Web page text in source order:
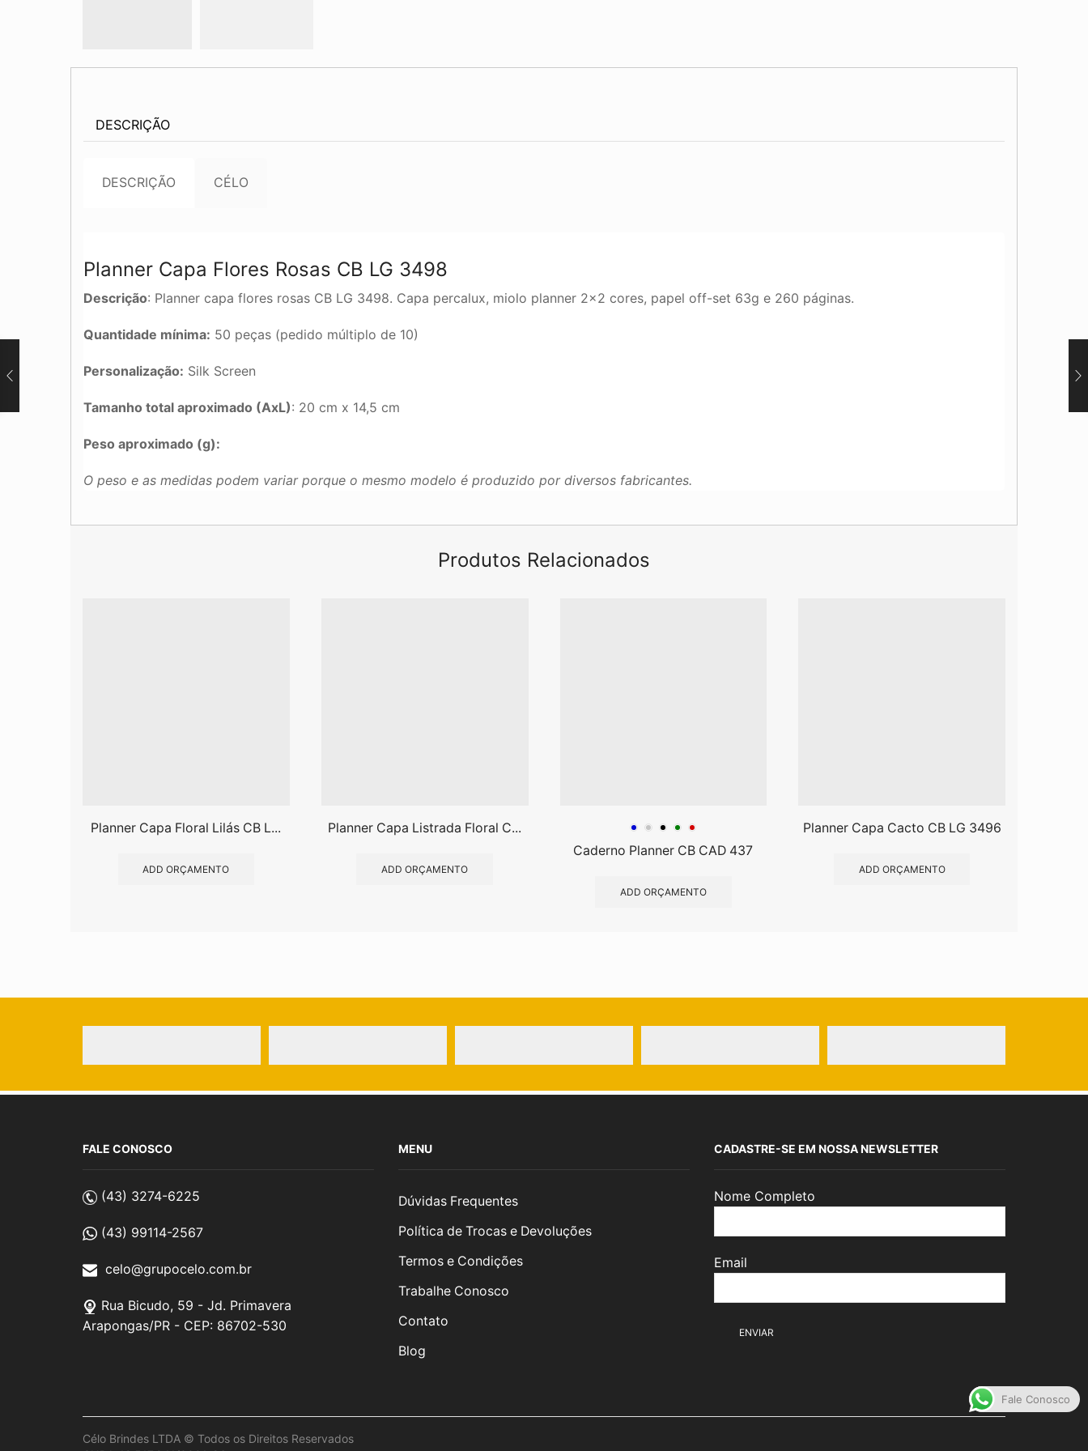
DESCRIÇÃO
DESCRIÇÃO CÉLO
Planner Capa Flores Rosas CB LG 3498
Descrição: Planner capa flores rosas CB LG 3498. Capa percalux, miolo planner 2×2 cores, papel off-set 63g e 260 páginas.
Quantidade mínima: 50 peças (pedido múltiplo de 10)
Personalização: Silk Screen
Tamanho total aproximado (AxL): 20 cm x 14,5 cm
Peso aproximado (g):
O peso e as medidas podem variar porque o mesmo modelo é produzido por diversos fabricantes.
Produtos Relacionados
Planner Capa Floral Lilás CB L...
ADD ORÇAMENTO
Planner Capa Listrada Floral C...
ADD ORÇAMENTO
Caderno Planner CB CAD 437
ADD ORÇAMENTO
Planner Capa Cacto CB LG 3496
ADD ORÇAMENTO
FALE CONOSCO
(43) 3274-6225
(43) 99114-2567
celo@grupocelo.com.br
Rua Bicudo, 59 - Jd. Primavera
Arapongas/PR - CEP: 86702-530
MENU
Dúvidas Frequentes
Política de Trocas e Devoluções
Termos e Condições
Trabalhe Conosco
Contato
Blog
CADASTRE-SE EM NOSSA NEWSLETTER
Nome Completo
Email
Célo Brindes LTDA © Todos os Direitos Reservados
Fale Conosco